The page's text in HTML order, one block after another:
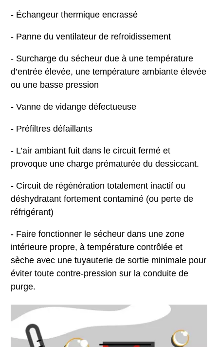
- Échangeur thermique encrassé
- Panne du ventilateur de refroidissement
- Surcharge du sécheur due à une température
d’entrée élevée, une température ambiante élevée
ou une basse pression
- Vanne de vidange défectueuse
- Préfiltres défaillants
- L’air ambiant fuit dans le circuit fermé et
provoque une charge prématurée du dessiccant.
- Circuit de régénération totalement inactif ou
déshydratant fortement contaminé (ou perte de
réfrigérant)
- Faire fonctionner le sécheur dans une zone
intérieure propre, à température contrôlée et
sèche avec une tuyauterie de sortie minimale pour
éviter toute contre-pression sur la conduite de
purge.